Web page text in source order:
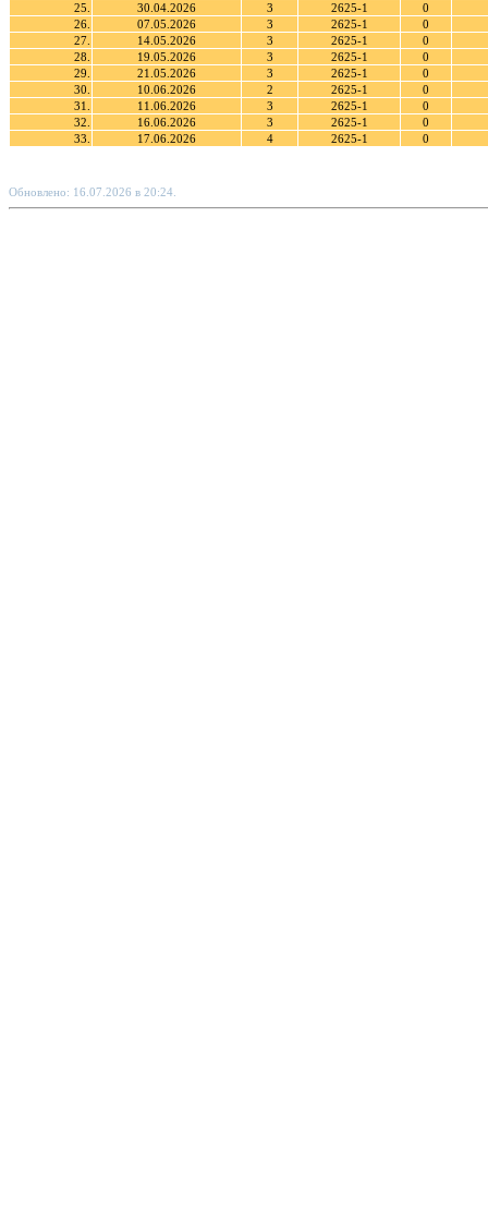
25.
30.04.2026 3 2625-1
0
26.
07.05.2026 3 2625-1
0
27.
14.05.2026 3 2625-1
0
28.
19.05.2026 3 2625-1
0
29.
21.05.2026 3 2625-1
0
30.
10.06.2026 2 2625-1
0
31.
11.06.2026 3 2625-1
0
32.
16.06.2026 3 2625-1
0
33.
17.06.2026 4 2625-1 0
Обновлено: 16.07.2026 в 20:24.